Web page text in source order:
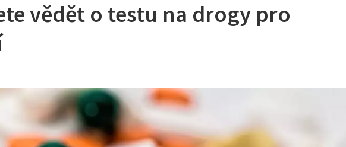
vědět o testu na drogy pro